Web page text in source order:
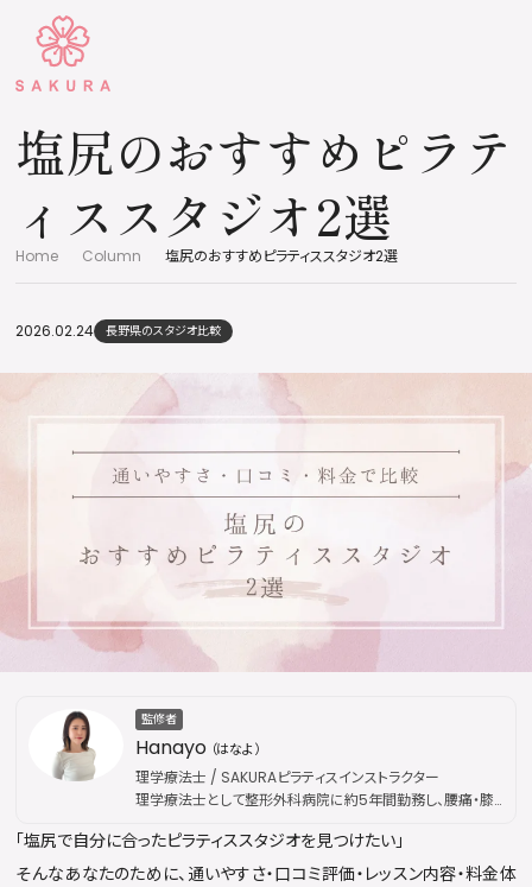
塩尻のおすすめピラテ
ィススタジオ2選
Home Column 塩尻のおすすめピラティススタジオ2選
2026.02.24 長野県のスタジオ比較
監修者
Hanayo （はなよ）
理学療法士 / SAKURAピラティスインストラクター
理学療法士として整形外科病院に約5年間勤務し、腰痛・膝
を担当。その後、国際的なピラティス資格団体「Peak
Pilates」の認定資格を取得し、指導歴は通算5年に及ぶ。現
「塩尻で自分に合ったピラティススタジオを見つけたい」
そんなあなたのために、通いやすさ・口コミ評価・レッスン内容・料金体